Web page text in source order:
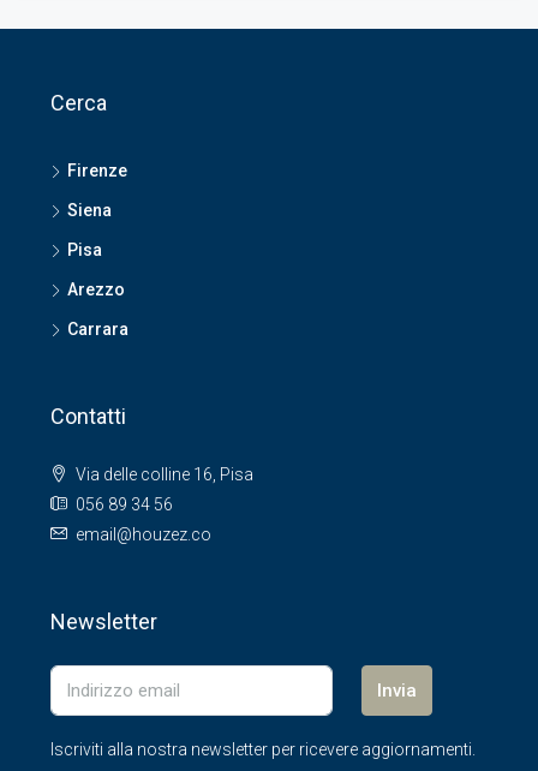
Cerca
Firenze
Siena
Pisa
Arezzo
Carrara
Contatti
Via delle colline 16, Pisa
056 89 34 56
email@houzez.co
Newsletter
Invia
Iscriviti alla nostra newsletter per ricevere aggiornamenti.